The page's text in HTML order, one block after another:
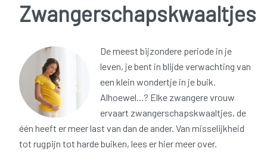
Zwangerschapskwaaltjes
De meest bijzondere periode in je
leven, je bent in blijde verwachting van
een klein wondertje in je buik.
Alhoewel...? Elke zwangere vrouw
ervaart zwangerschapskwaaltjes, de
één heeft er meer last van dan de ander. Van misselijkheid
tot rugpijn tot harde buiken, lees er hier meer over.